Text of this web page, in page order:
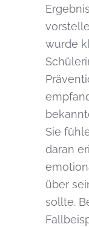
wurde
Sie
daran
über
sollte.